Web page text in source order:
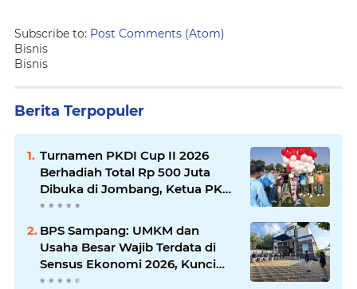
Subscribe to: Post Comments (Atom)
Bisnis
Bisnis
Berita Terpopuler
Turnamen PKDI Cup II 2026
Berhadiah Total Rp 500 Juta
Dibuka di Jombang, Ketua PKDI
Jatim Syaifullah Mahdi: Ajang
Komunikasi Antar-Kades untuk
Memajukan Desa
BPS Sampang: UMKM dan
Usaha Besar Wajib Terdata di
Sensus Ekonomi 2026, Kunci
Kebijakan Tepat Sasaran